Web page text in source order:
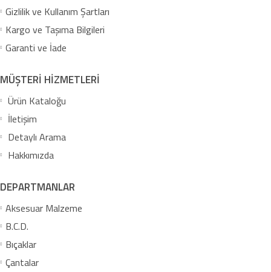
Gizlilik ve Kullanım Şartları
Kargo ve Taşıma Bilgileri
Garanti ve İade
MÜŞTERİ HİZMETLERİ
Ürün Kataloğu
İletişim
Detaylı Arama
Hakkımızda
DEPARTMANLAR
Aksesuar Malzeme
B.C.D.
Bıçaklar
Çantalar